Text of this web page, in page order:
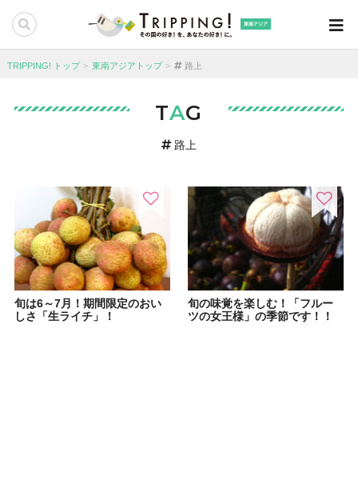
東南アジア
TRIPPING! トップ 東南アジアトップ 路上
TAG
路上
旬は6～7月！期間限定のおい
しさ「生ライチ」！
旬の味覚を楽しむ！「フルー
ツの女王様」の季節です！！